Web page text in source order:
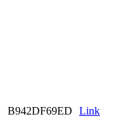
B942DF69ED Link